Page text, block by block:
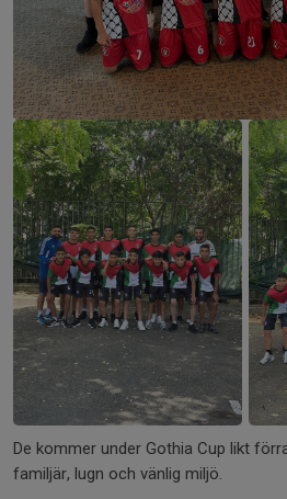
De kommer under Gothia Cup likt
familjär, lugn och vänlig miljö.